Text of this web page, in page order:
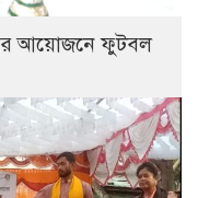
আয়োজনে ফুটবল